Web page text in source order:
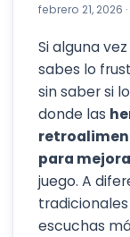
febrero 21, 2026 ·
Si alguna
sabes lo
sin saber si
donde las
para
juego. A
escuchas